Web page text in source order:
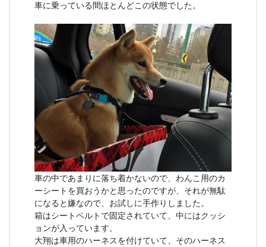
車に乗っている間ほとんどこの状態でした。
車の中であまりに落ち着かないので、わんこ用のカ
ーシートを買おうかと思ったのですが、それが無駄
になると嫌なので、お試しに手作りしました。
箱はシートベルトで固定されていて、中にはクッシ
ョンが入っています。
大翔は車用のハーネスを付けていて、そのハーネス